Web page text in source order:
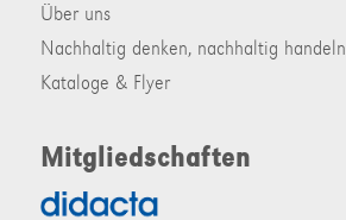
Über uns
Nachhaltig denken, nachhaltig handeln
Kataloge & Flyer
Mitgliedschaften